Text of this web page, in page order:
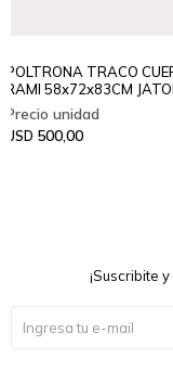
POLTRONA TRACO
RAMI 58x72x83CM
USD 500,00
¡Suscribite